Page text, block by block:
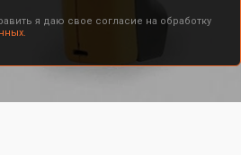
я даю свое согласие на обработку